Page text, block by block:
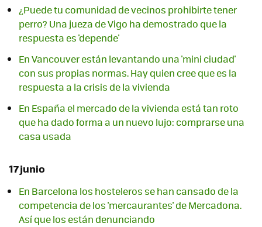
¿Puede tu comunidad de vecinos prohibirte tener
perro? Una jueza de Vigo ha demostrado que la
respuesta es 'depende'
En Vancouver están levantando una 'mini ciudad'
con sus propias normas. Hay quien cree que es la
respuesta a la crisis de la vivienda
En España el mercado de la vivienda está tan roto
que ha dado forma a un nuevo lujo: comprarse una
casa usada
17 junio
En Barcelona los hosteleros se han cansado de la
competencia de los 'mercaurantes' de Mercadona.
Así que los están denunciando